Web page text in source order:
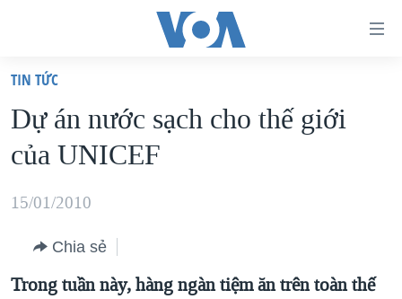
truy
cập
Tới
dung
chính
điều
VIỆT NAM
HOA KỲ
BIỂN ĐÔNG
BLOG
DIỄN ĐÀN
TIN TỨC
Dự án nước sạch cho thế giới
của UNICEF
15/01/2010
Chia sẻ
Trong tuần này, hàng ngàn tiệm ăn trên toàn thế